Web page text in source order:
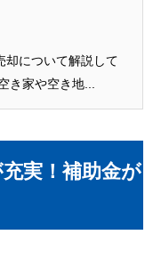
却について解説して
き家や空き地...
実！補助金が